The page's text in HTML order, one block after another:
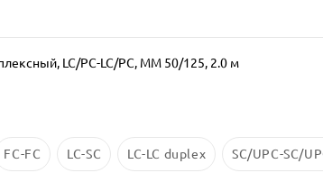
LC/PC-LC/PC, MM 50/125, 2.0 м
FC-FC LC-SC LC-LC duplex SC/UPC-SC/